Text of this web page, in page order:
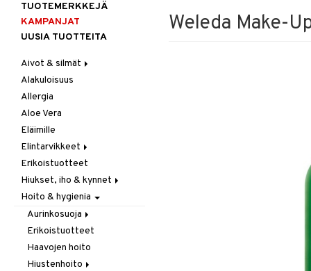
Weleda Make-
TUOTEMERKKEJÄ
KAMPANJAT
UUSIA TUOTTEITA
Aivot & silmät
Muisti
Rasvahapot
Silmät
Alakuloisuus
Allergia
Aloe Vera
Eläimille
Elintarvikkeet
Hedelmät & pähkinät
Itäminen
Jauhot & leivonta
Juomat
Kookos
Makeutusaineet
Mausteet & liemet
Erikoistuotteet
Hiukset, iho & kynnet
Aurinko & pigmentti
Hiukset
Ravintolisät
Hoito & hygienia
Aurinkosuoja
Aftersun-tuotteet
Aurinkovoiteet
Huulet
Erikoistuotteet
Haavojen hoito
Hiustenhoito